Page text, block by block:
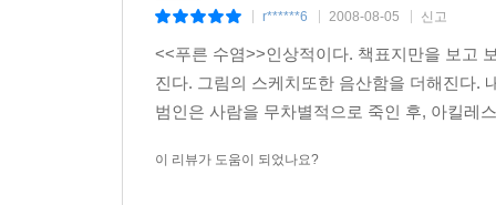
r******6 2008-08-05 신고
<<푸른 수염>>인상적이다. 책표지만을 보고
진다. 그림의 스케치또한 음산함을 더해진다.
범인은 사람을 무차별적으로 죽인 후, 아킬레
이 리뷰가 도움이 되었나요?